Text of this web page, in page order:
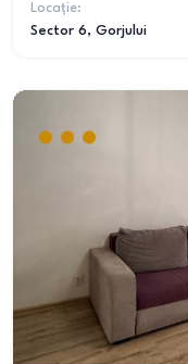
Locație:
Sector 6, Gorjului